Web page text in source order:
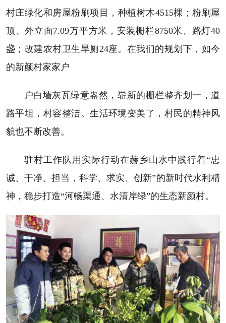
村庄绿化和房屋粉刷项目，种植树木4515棵；粉刷屋
顶、外立面7.09万平方米，安装栅栏8750米、路灯40
盏；改建农村卫生旱厕24座。在我们的规划下，如今
的新颜村家家户
户白墙灰瓦绿意盎然，崭新的栅栏整齐划一，道
路平坦，村容整洁。生活环境变美了，村民的精神风
貌也不断改善。
驻村工作队用实际行动在赫乡山水中践行着“忠
诚、干净、担当，科学、求实、创新”的新时代水利精
神，稳步打造“河畅渠通、水清岸绿”的生态新颜村。